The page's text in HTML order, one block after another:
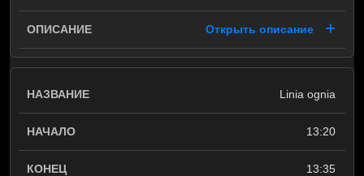
Открыть описание
Linia ognia
13:20
13:35